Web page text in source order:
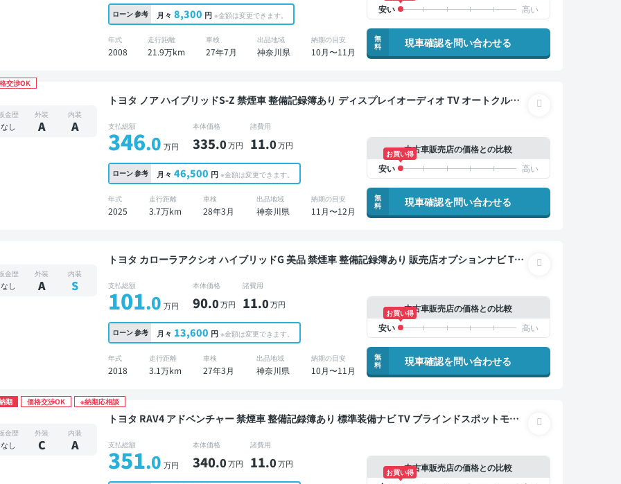
ローン参考 月々 8,300 円 ※金額は変更できます。
年式
2008
走行距離
21.9万km
車検
27年7月
出品地域
神奈川県
納期の目安
10月〜11月
無
料
現車確認を問い合わせる
交渉OK
トヨタ ノア ハイブリッドS-Z 禁煙車 整備記録簿あり ディスプレイオーディオ TV オートクルー
金歴
なし
外装
A
内装
A 支払総額
346.0 万円
本体価格
335.0万円
諸費用
11.0万円
ローン参考 月々 46,500 円 ※金額は変更できます。
年式
2025
走行距離
3.7万km
車検
28年3月
出品地域
神奈川県
納期の目安
11月〜12月
中古車販売店の価格との比較
お買い得
無
料
現車確認を問い合わせる
トヨタ カローラアクシオ ハイブリッドG 美品 禁煙車 整備記録簿あり 販売店オプションナビ TV
金歴
なし
外装
A
内装
S 支払総額
101.0 万円
本体価格
90.0万円
諸費用
11.0万円
ローン参考 月々 13,600 円 ※金額は変更できます。
年式
2018
走行距離
3.1万km
車検
27年3月
出品地域
神奈川県
納期の目安
10月〜11月
中古車販売店の価格との比較
お買い得
無
料
現車確認を問い合わせる
期 価格交渉OK ※納期応相談
トヨタ RAV4 アドベンチャー 禁煙車 整備記録簿あり 標準装備ナビ TV ブラインドスポットモニ
ニター 衝突軽減
金歴
なし
外装
C
内装
A 支払総額
351.0 万円
本体価格
340.0万円
諸費用
11.0万円 中古車販売店の価格との比較
お買い得